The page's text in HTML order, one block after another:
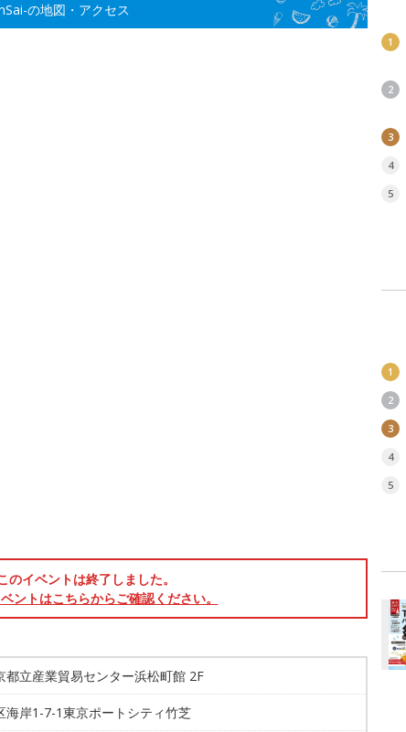
の地図・アクセス
のイベントは終了しました。
ントはこちらからご確認ください。
都立産業貿易センター浜松町館 2F
海岸1-7-1東京ポートシティ竹芝
1
2
3
4
5
1
2
3
4
5